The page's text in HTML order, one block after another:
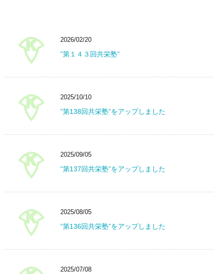
2026/02/20
”第１４３回共栄塾”
2025/10/10
”第138回共栄塾”をアップしました
2025/09/05
”第137回共栄塾”をアップしました
2025/08/05
”第136回共栄塾”をアップしました
2025/07/08